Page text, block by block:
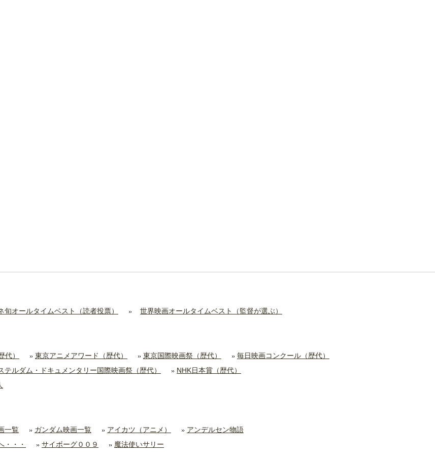
旬オールタイムベスト（読者投票） 世界映画オールタイムベスト（監督が選ぶ）
代）
東京アニメアワード（歴代） 東京国際映画祭（歴代）
毎日映画コンクール（歴代）
テルダム・ドキュメンタリー国際映画祭（歴代）
NHK日本賞（歴代）
一覧 ガンダム映画一覧 アイカツ（アニメ）
アンデルセン物語
・・・ サイボーグ００９ 魔法使いサリー